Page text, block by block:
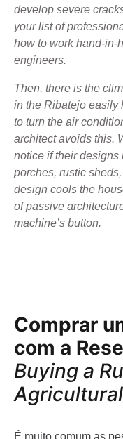
develop severe
your list of
how to work hand-in-
engineers.
Then, there is the
in the Ribatejo easily
to turn the air
architect avoids this.
notice if their
porches, rustic
design cools the
of passive
machine’s button.
Comprar
com a
Buying a
É muito comum as